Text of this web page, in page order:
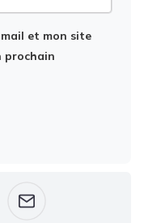
et mon site
prochain